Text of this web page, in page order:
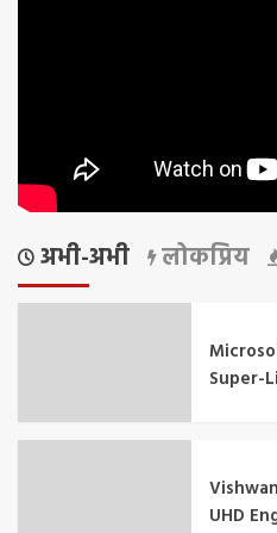
अभी-अभी लोकप्रिय
Super-
UHD